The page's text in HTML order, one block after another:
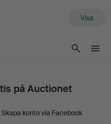
Visa
på Auctionet
Skapa konto via Facebook